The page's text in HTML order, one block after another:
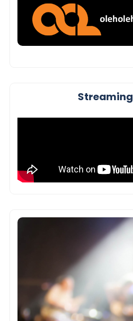
Streaming